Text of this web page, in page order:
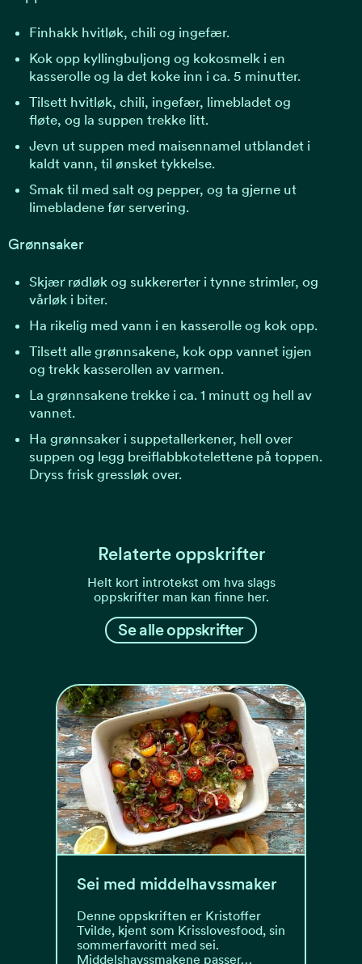
Finhakk hvitløk, chili og ingefær.
Kok opp kyllingbuljong og kokosmelk i en
kasserolle og la det koke inn i ca. 5 minutter.
Tilsett hvitløk, chili, ingefær, limebladet og
fløte, og la suppen trekke litt.
Jevn ut suppen med maisennamel utblandet i
kaldt vann, til ønsket tykkelse.
Smak til med salt og pepper, og ta gjerne ut
limebladene før servering.
Grønnsaker
Skjær rødløk og sukkererter i tynne strimler, og
vårløk i biter.
Ha rikelig med vann i en kasserolle og kok opp.
Tilsett alle grønnsakene, kok opp vannet igjen
og trekk kasserollen av varmen.
La grønnsakene trekke i ca. 1 minutt og hell av
vannet.
Ha grønnsaker i suppetallerkener, hell over
suppen og legg breiflabbkotelettene på toppen.
Dryss frisk gressløk over.
Relaterte oppskrifter
Helt kort introtekst om hva slags
oppskrifter man kan finne her.
Se alle oppskrifter
Sei med middelhavssmaker
Denne oppskriften er Kristoffer
Tvilde, kjent som Krisslovesfood, sin
sommerfavoritt med sei.
Middelshavssmakene passer…